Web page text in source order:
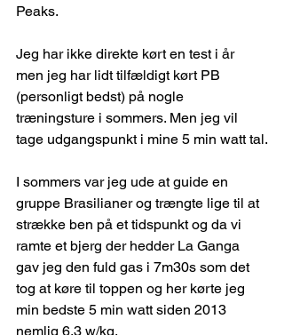
Peaks.
Jeg har ikke direkte kørt en test i år
men jeg har lidt tilfældigt kørt PB
(personligt bedst) på nogle
træningsture i sommers. Men jeg vil
tage udgangspunkt i mine 5 min watt tal.
I sommers var jeg ude at guide en
gruppe Brasilianer og trængte lige til at
strække ben på et tidspunkt og da vi
ramte et bjerg der hedder La Ganga
gav jeg den fuld gas i 7m30s som det
tog at køre til toppen og her kørte jeg
min bedste 5 min watt siden 2013
nemlig 6,3 w/kg.